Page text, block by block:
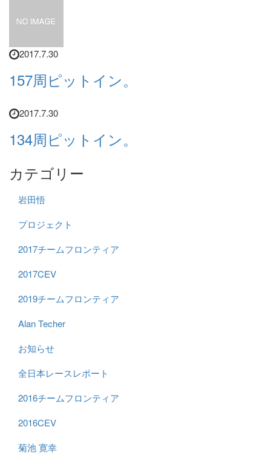
2017.7.30
157周ピットイン。
2017.7.30
134周ピットイン。
カテゴリー
岩田悟
プロジェクト
2017チームフロンティア
2017CEV
2019チームフロンティア
Alan Techer
お知らせ
全日本レースレポート
2016チームフロンティア
2016CEV
菊池 寛幸